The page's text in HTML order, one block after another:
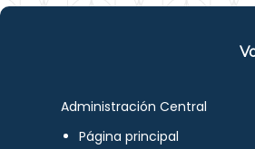
Administración Central
Página principal